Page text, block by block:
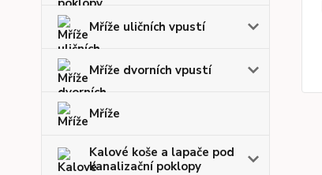
Mříže uličních vpustí
Mříže dvorních vpustí
Mříže
Kalové koše a lapače pod
kanalizační poklopy